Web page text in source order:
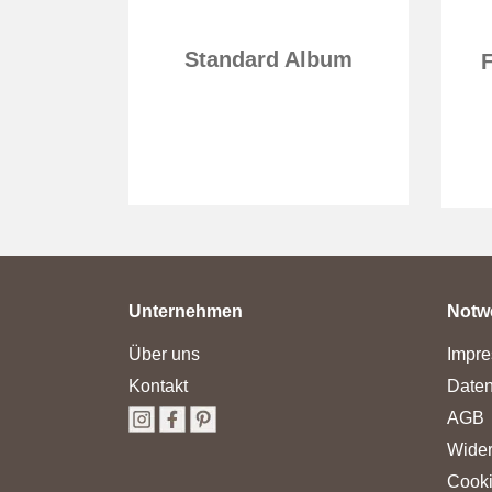
Standard Album
Unternehmen
Über uns
Kontakt
AGB